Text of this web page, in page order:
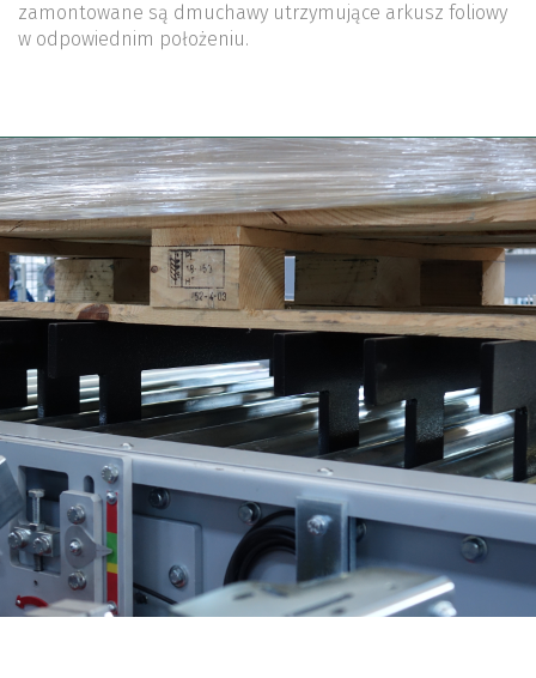
zamontowane są dmuchawy utrzymujące arkusz foliowy
w odpowiednim położeniu.